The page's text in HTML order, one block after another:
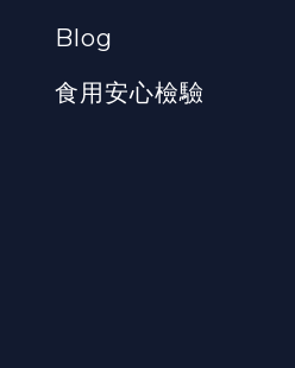
Blog
食用安心檢驗